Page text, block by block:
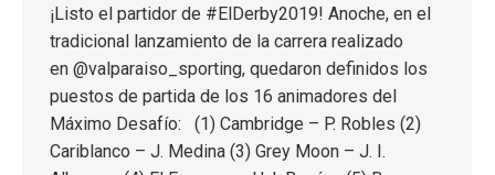
¡Listo el partidor de #ElDerby2019! Anoche, en el
tradicional lanzamiento de la carrera realizado
en @valparaiso_sporting, quedaron definidos los
puestos de partida de los 16 animadores del
Máximo Desafío: (1) Cambridge – P. Robles (2)
Cariblanco – J. Medina (3) Grey Moon – J. I.